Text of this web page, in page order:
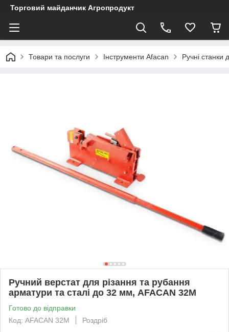
Торговий майданчик Агропродукт
Товари та послуги Інструменти Afacan Ручні станки
Ручний верстат для різання та рубання
арматури та сталі до 32 мм, AFACAN 32M
Готово до відправки
Код: AFACAN 32M
Роздріб